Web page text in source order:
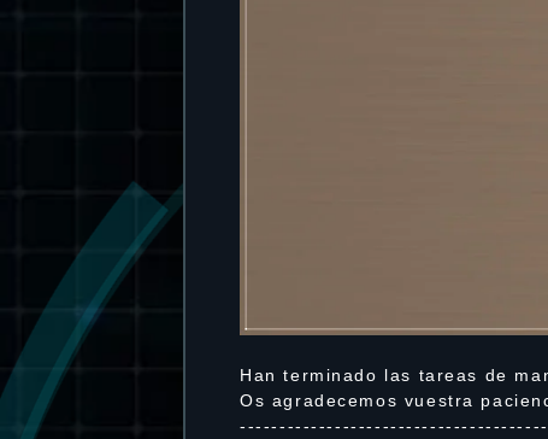
Han terminado las tareas de
Os agradecemos vuestra